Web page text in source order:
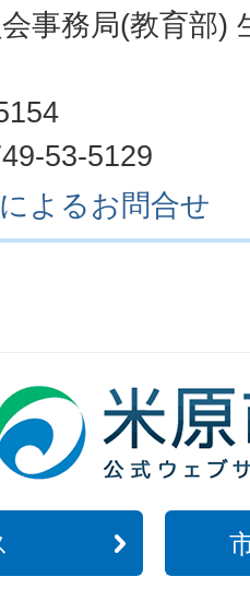
事務局(教育部)
53-5129
よるお問合せ